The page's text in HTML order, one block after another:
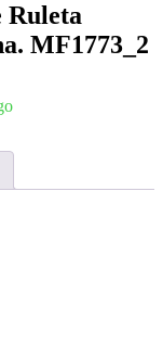
Ruleta
MF1773_2